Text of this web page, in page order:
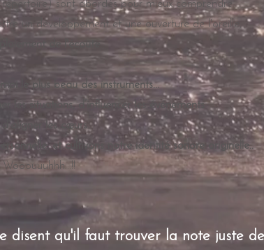
sont abordés pour mieux comprendre
un développement et une ouverture de l'oreille,
de l'écoute ...
le plus beau des instruments...
les situations, d’influencer les événements
d’aligner les cœurs.
et cultivons notre identité sonore originelle..
Wooouuuhhh...!!
disent qu'il faut trouver la note juste